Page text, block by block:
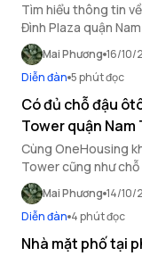
Tìm hiểu thông tin
Đình Plaza quận
Mai Phương 16/10/
Diễn đàn 5 phút đọc
Có đủ chỗ đậu
Tower quận Nam
Cùng OneHousing
Tower cũng như
viết sau!
Mai Phương 14/10/
Diễn đàn 4 phút đọc
Nhà mặt phố tại